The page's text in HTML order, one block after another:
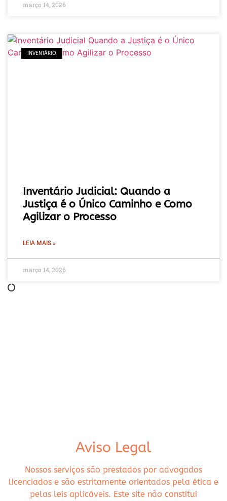
março 14, 2026
INVENTÁRIO
Inventário Judicial: Quando a
Justiça é o Único Caminho e Como
Agilizar o Processo
LEIA MAIS »
março 14, 2026
Aviso Legal
Nossos serviços são prestados por advogados
licenciados e são estritamente orientados pela ética e
pelas leis aplicáveis. Este site não constitui